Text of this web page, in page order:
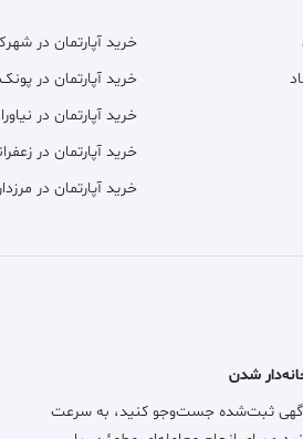
خرید آپارتمان در
خرید آپارتمان در
خرید آپارتمان در
خرید آپارتمان در
خرید آپارتمان در
شدن
آگهی ثبت‌شده جست‌وجو کنید، به سرعت